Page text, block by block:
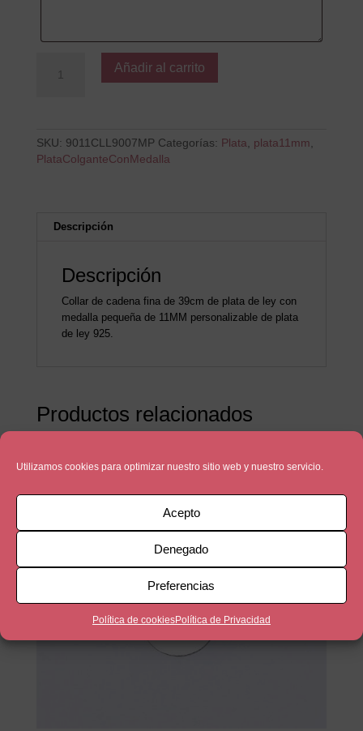
Utilizamos cookies para optimizar nuestro sitio web y nuestro servicio.
Acepto
Denegado
Preferencias
Política de cookiesPolítica de Privacidad
Cadena
Añadir al carrito
SKU: 9011CLL9007MP Categorías: Plata, plata11mm,
PlataColganteConMedalla
Descripción
Descripción
Collar de cadena fina de 39cm de plata de ley con
medalla pequeña de 11MM personalizable de plata
de ley 925.
Productos relacionados